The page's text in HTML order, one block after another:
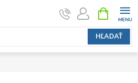
HĽADAŤ
KOŠÍK